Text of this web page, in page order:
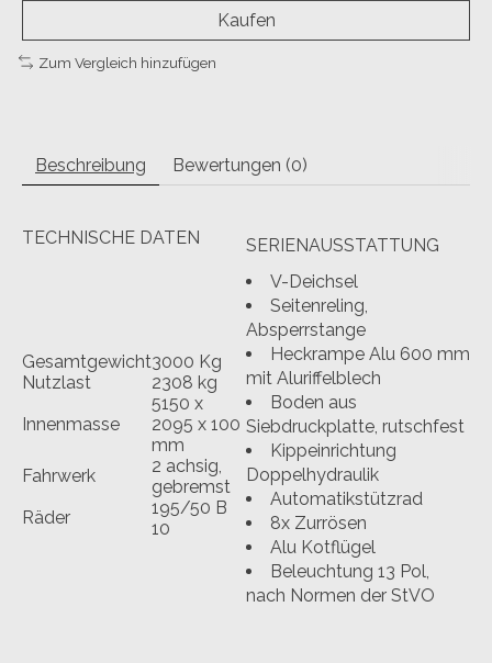
Kaufen
Zum Vergleich hinzufügen
Beschreibung Bewertungen (0)
TECHNISCHE DATEN SERIENAUSSTATTUNG
Gesamtgewicht3000 Kg
Nutzlast
2308 kg
Innenmasse
5150 x
2095 x 100
mm
Fahrwerk
2 achsig,
gebremst
Räder
195/50 B
10
V-Deichsel
Seitenreling,
Absperrstange
Heckrampe Alu 600 mm
mit Aluriffelblech
Boden aus
Siebdruckplatte, rutschfest
Kippeinrichtung
Doppelhydraulik
Automatikstützrad
8x Zurrösen
Alu Kotflügel
Beleuchtung 13 Pol,
nach Normen der StVO